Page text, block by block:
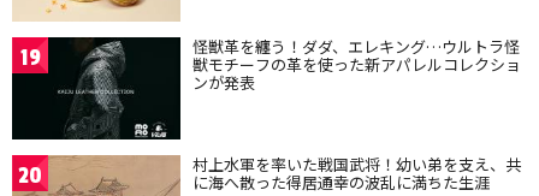
19 怪獣革を纏う！ダダ、エレキング…ウルトラ怪
獣モチーフの革を使った新アパレルコレクショ
ンが発表
20 村上水軍を率いた戦国武将！幼い弟を支え、共
に海へ散った得居通幸の波乱に満ちた生涯